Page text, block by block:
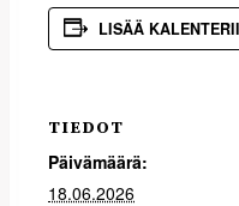
LISÄÄ
TIEDOT
Päivämäärä:
18.06.2026